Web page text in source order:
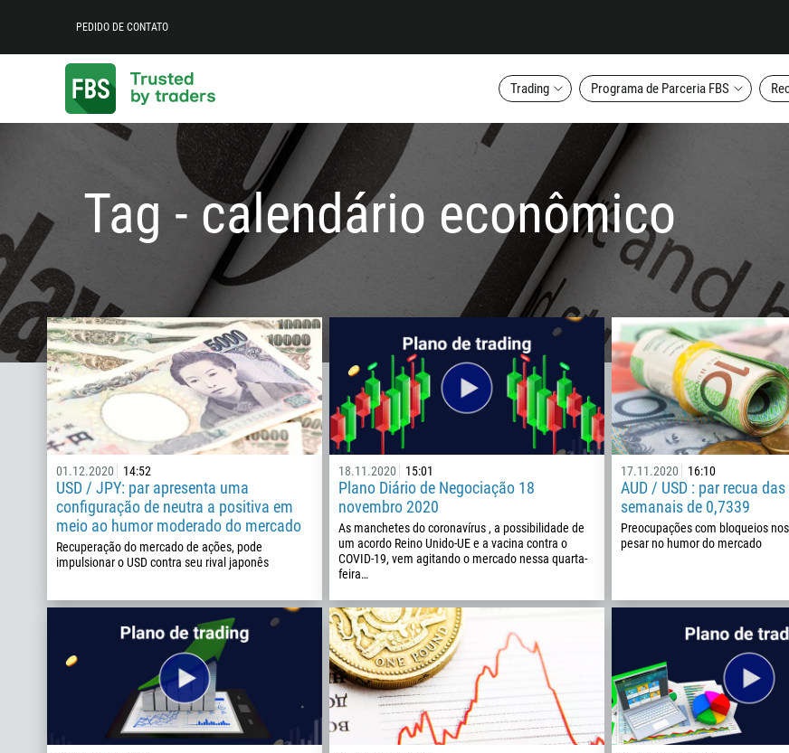
PEDIDO DE CONTATO
Trading Programa de Parceria FBS
Tag - calendário econômico
01.12.2020 14:52
USD / JPY: par apresenta uma
configuração de neutra a positiva em
meio ao humor moderado do mercado
Recuperação do mercado de ações, pode
impulsionar o USD contra seu rival japonês
18.11.2020 15:01
Plano Diário de Negociação 18
novembro 2020
As manchetes do coronavírus , a possibilidade de
um acordo Reino Unido-UE e a vacina contra o
COVID-19, vem agitando o mercado nessa quarta-
feira…
17.11.2020 16:10
AUD / USD : par recua
semanais de 0,7339
Preocupações com bloqueios
pesar no humor do mercado
Número de telefone
1